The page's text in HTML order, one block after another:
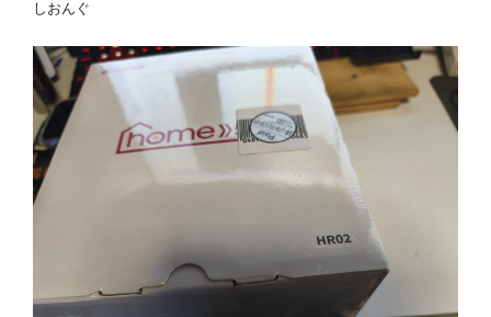
しおんぐ